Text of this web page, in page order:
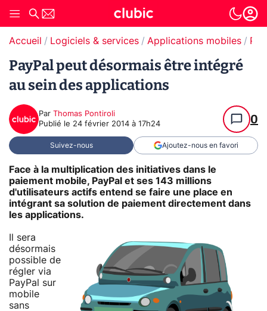
Accueil Logiciels & services Applications mobiles
PayPal peut désormais être intégré
au sein des applications
Par Thomas Pontiroli
Publié le 24 février 2014 à 17h24 0
Suivez-nous Ajoutez-nous en favori
Face à la multiplication des initiatives dans le
paiement mobile, PayPal et ses 143 millions
d'utilisateurs actifs entend se faire une place en
intégrant sa solution de paiement directement dans
les applications.
Il sera
désormais
possible de
régler via
PayPal sur
mobile
sans